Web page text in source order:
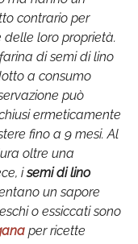
contrario per
loro proprietà.
di semi di lino
a consumo
può
ermeticamente
fino a 9 mesi. Al
oltre una
isemi di lino
un sapore
o essiccati sono
per ricette